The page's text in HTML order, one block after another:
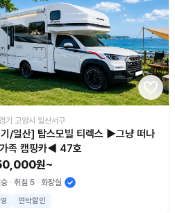
경기 고양시 일산서구
/일산] 탑스모빌 티렉스 ▶그냥 떠나
는 가족 캠핑카◀ 47호
원~
취침 5 화장실
연박할인